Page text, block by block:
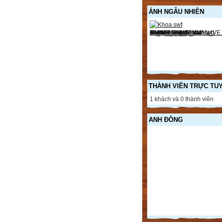
ẢNH NGẪU NHIÊN
THÀNH VIÊN TRỰC
1 khách và 0 thành viên
ANH ĐÔNG